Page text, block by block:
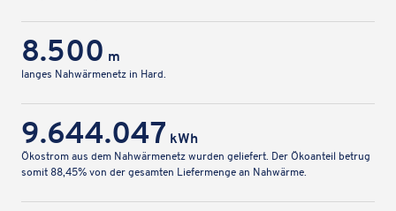
8.500 m
langes Nahwär­me­netz in Hard.
9.644.047 kWh
Ökostrom aus dem Nahwär­me­netz wurden gelie­fert. Der Ökoan­teil betrug
somit 88,45% von der gesam­ten Liefer­menge an Nahwärme.